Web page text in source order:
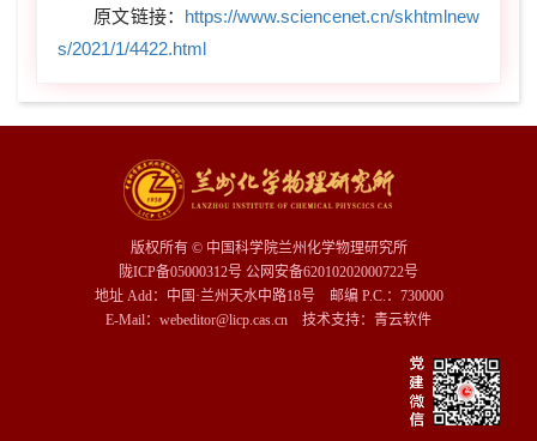
原文链接： https://www.sciencenet.cn/skhtmlnew
s/2021/1/4422.html
版权所有 © 中国科学院兰州化学物理研究所
陇ICP备05000312号 公网安备62010202000722号
地址 Add：中国·兰州天水中路18号 邮编 P.C.：730000
E-Mail：webeditor@licp.cas.cn 技术支持： 青云软件